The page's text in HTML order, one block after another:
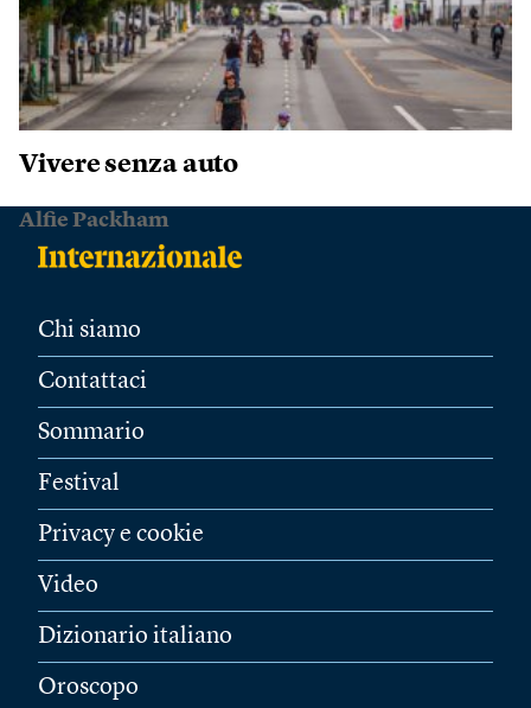
Vivere senza auto
Alfie Packham
Chi siamo
Contattaci
Sommario
Festival
Privacy e cookie
Video
Dizionario italiano
Oroscopo